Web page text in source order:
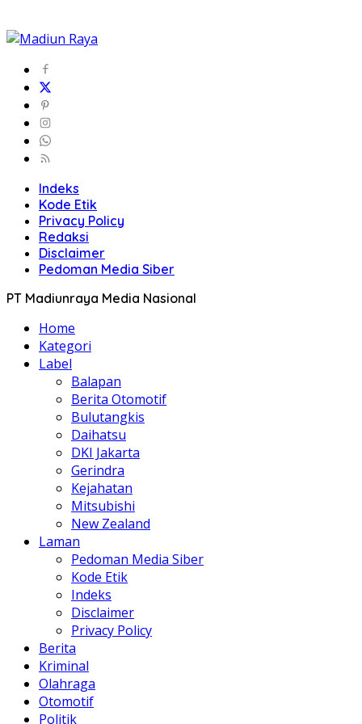
Indeks
Kode Etik
Privacy Policy
Redaksi
Disclaimer
Pedoman Media Siber
PT Madiunraya Media Nasional
Home
Kategori
Label
Balapan
Berita Otomotif
Bulutangkis
Daihatsu
DKI Jakarta
Gerindra
Kejahatan
Mitsubishi
New Zealand
Laman
Pedoman Media Siber
Kode Etik
Indeks
Disclaimer
Privacy Policy
Berita
Kriminal
Olahraga
Otomotif
Politik